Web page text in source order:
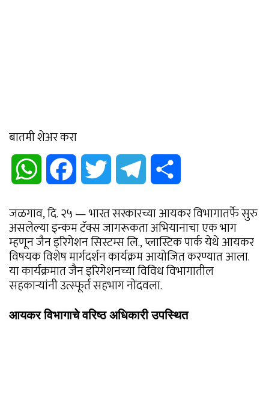
बातमी शेअर करा
WhatsApp Facebook Twitter Telegram
जळगाव, दि. २५ — भारत सरकारच्या आयकर विभागातर्फे सुरु
असलेल्या इन्कम टॅक्स जागरूकता अभियानाचा एक भाग
म्हणून जैन इरिगेशन सिस्टम्स लि., प्लास्टिक पार्क येथे आयकर
विषयक विशेष मार्गदर्शन कार्यक्रम आयोजित करण्यात आला.
या कार्यक्रमात जैन इरिगेशनच्या विविध विभागातील
सहकाऱ्यांनी उत्स्फूर्त सहभाग नोंदवला.
आयकर विभागाचे वरिष्ठ अधिकारी उपस्थित